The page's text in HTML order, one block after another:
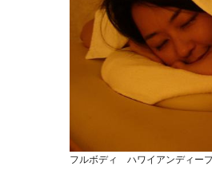
フルボディ ハワイアンディー